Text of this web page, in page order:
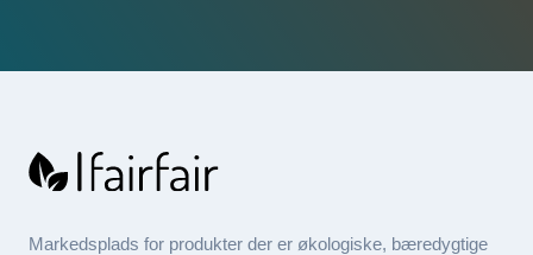
Markedsplads for produkter der er økologiske, bæredygtige